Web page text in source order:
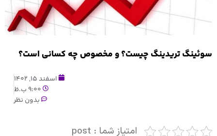
سوئینگ تریدینگ چیست؟ و مخصوص چه کسانی است؟
اسفند 15, 1402
9:00 ب.ظ
بدون نظر
امتیاز شما : post